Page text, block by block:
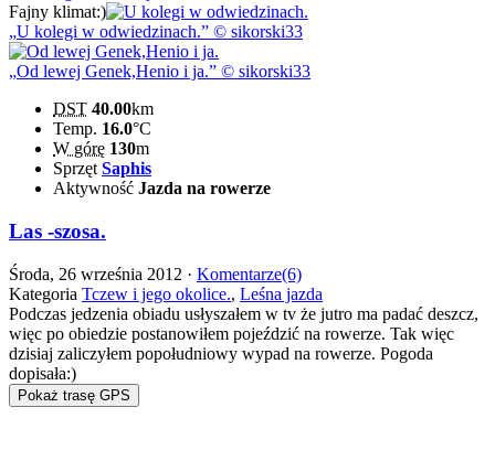
Fajny klimat:)
U kolegi w odwiedzinach.
© sikorski33
Od lewej Genek,Henio i ja.
© sikorski33
DST 40.00km
Temp. 16.0°C
W górę 130m
Sprzęt Saphis
Aktywność Jazda na rowerze
Las -szosa.
Środa, 26 września 2012 · Komentarze(6)
Kategoria Tczew i jego okolice., Leśna jazda
Podczas jedzenia obiadu usłyszałem w tv że jutro ma padać deszcz,
więc po obiedzie postanowiłem pojeździć na rowerze. Tak więc
dzisiaj zaliczyłem popołudniowy wypad na rowerze. Pogoda
dopisała:)
Pokaż trasę GPS